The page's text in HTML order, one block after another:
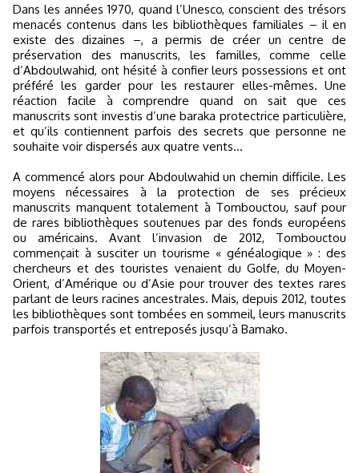
Dans les années 1970, quand l’Unesco, conscient des trésors
menacés contenus dans les bibliothèques familiales – il en
existe des dizaines –, a permis de créer un centre de
préservation des manuscrits, les familles, comme celle
d’Abdoulwahid, ont hésité à confier leurs possessions et ont
préféré les garder pour les restaurer elles-mêmes. Une
réaction facile à comprendre quand on sait que ces
manuscrits sont investis d’une baraka protectrice particulière,
et qu’ils contiennent parfois des secrets que personne ne
souhaite voir dispersés aux quatre vents…
A commencé alors pour Abdoulwahid un chemin difficile. Les
moyens nécessaires à la protection de ses précieux
manuscrits manquent totalement à Tombouctou, sauf pour
de rares bibliothèques soutenues par des fonds européens
ou américains. Avant l’invasion de 2012, Tombouctou
commençait à susciter un tourisme « généalogique » : des
chercheurs et des touristes venaient du Golfe, du Moyen-
Orient, d’Amérique ou d’Asie pour trouver des textes rares
parlant de leurs racines ancestrales. Mais, depuis 2012, toutes
les bibliothèques sont tombées en sommeil, leurs manuscrits
parfois transportés et entreposés jusqu’à Bamako.